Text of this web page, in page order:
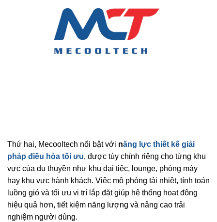
Thứ hai, Mecooltech nổi bật với năng lực thiết kế giải
pháp điều hòa tối ưu, được tùy chỉnh riêng cho từng khu
vực của du thuyền như khu đại tiệc, lounge, phòng máy
hay khu vực hành khách. Việc mô phỏng tải nhiệt, tính toán
luồng gió và tối ưu vị trí lắp đặt giúp hệ thống hoạt động
hiệu quả hơn, tiết kiệm năng lượng và nâng cao trải
nghiệm người dùng.